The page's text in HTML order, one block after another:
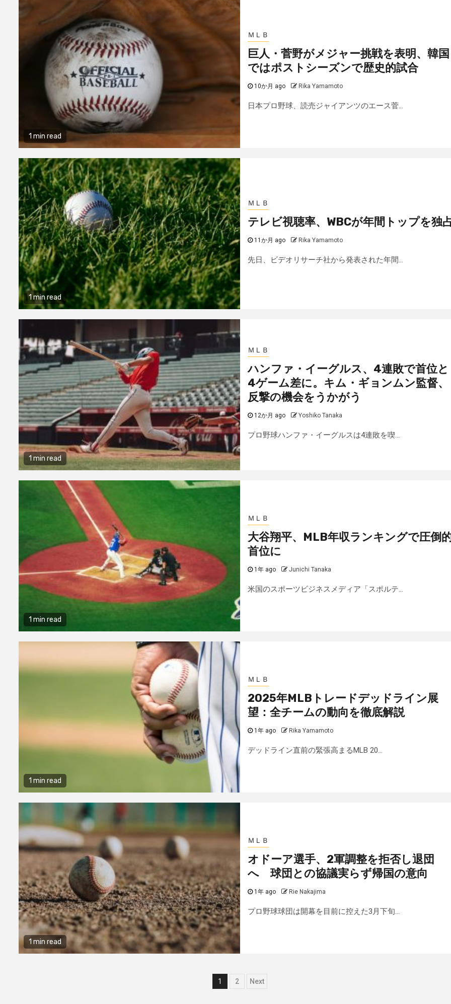
1 min read
ＭＬＢ
巨人・菅野がメジャー挑戦を表明、韓国
ではポストシーズンで歴史的試合
10か月 ago Rika Yamamoto
日本プロ野球、読売ジャイアンツのエース菅...
1 min read
ＭＬＢ
テレビ視聴率、WBCが年間トップを独
11か月 ago Rika Yamamoto
先日、ビデオリサーチ社から発表された年間...
1 min read
ＭＬＢ
ハンファ・イーグルス、4連敗で首位と
4ゲーム差に。キム・ギョンムン監督、
反撃の機会をうかがう
12か月 ago Yoshiko Tanaka
プロ野球ハンファ・イーグルスは4連敗を喫...
1 min read
ＭＬＢ
大谷翔平、MLB年収ランキングで圧倒
首位に
1年 ago Junichi Tanaka
米国のスポーツビジネスメディア「スポルテ...
1 min read
ＭＬＢ
2025年MLBトレードデッドライン展
望：全チームの動向を徹底解説
1年 ago Rika Yamamoto
デッドライン直前の緊張高まるMLB 20...
1 min read
ＭＬＢ
オドーア選手、2軍調整を拒否し退団
へ 球団との協議実らず帰国の意向
1年 ago Rie Nakajima
プロ野球球団は開幕を目前に控えた3月下旬...
投1 2 Next